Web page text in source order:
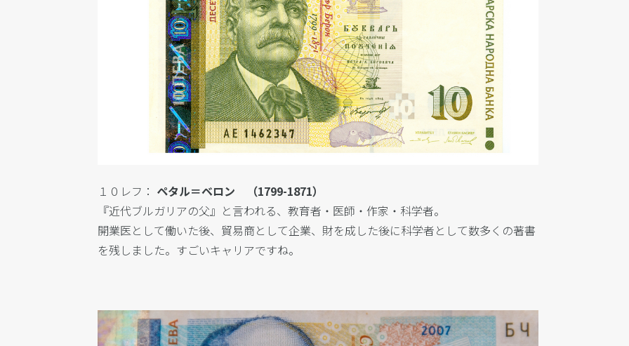
１０レフ： ペタル＝ベロン （1799-1871）
『近代ブルガリアの父』と言われる、 教育者・医師・作家・科学者。
開業医として働いた後、貿易商として企業、財を成した後に科学者として数多くの著書
を残しました。すごいキャリアですね。